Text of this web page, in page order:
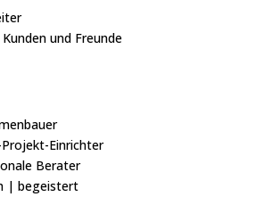
und Freunde
Einrichter
Berater
| begeistert